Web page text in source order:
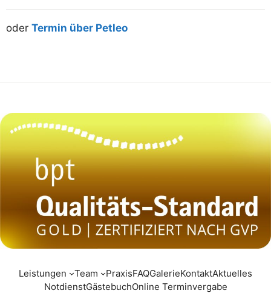
oder Termin über Petleo
Leistungen Team PraxisFAQGalerieKontaktAktuelles
NotdienstGästebuchOnline Terminvergabe